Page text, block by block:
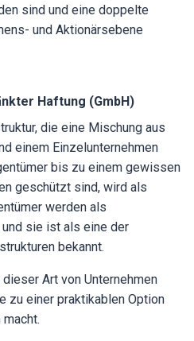
sind und eine doppelte
und Aktionärsebene
Haftung (GmbH)
die eine Mischung aus
einem Einzelunternehmen
bis zu einem gewissen
geschützt sind, wird als
werden als
sie ist als eine der
bekannt.
Art von Unternehmen
zu einer praktikablen Option